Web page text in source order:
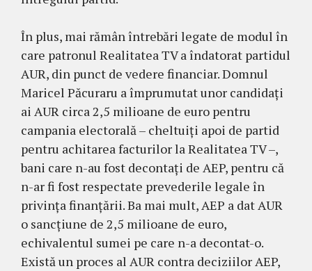
În plus, mai rămân întrebări legate de modul în
care patronul Realitatea TV a îndatorat partidul
AUR, din punct de vedere financiar. Domnul
Maricel Păcuraru a împrumutat unor candidați
ai AUR circa 2,5 milioane de euro pentru
campania electorală – cheltuiți apoi de partid
pentru achitarea facturilor la Realitatea TV –,
bani care n-au fost decontați de AEP, pentru că
n-ar fi fost respectate prevederile legale în
privința finanțării. Ba mai mult, AEP a dat AUR
o sancțiune de 2,5 milioane de euro,
echivalentul sumei pe care n-a decontat-o.
Există un proces al AUR contra deciziilor AEP,